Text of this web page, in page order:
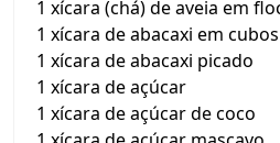
1 xícara (chá) de aveia em
1 xícara de abacaxi em cubos
1 xícara de abacaxi picado
1 xícara de açúcar
1 xícara de açúcar de coco